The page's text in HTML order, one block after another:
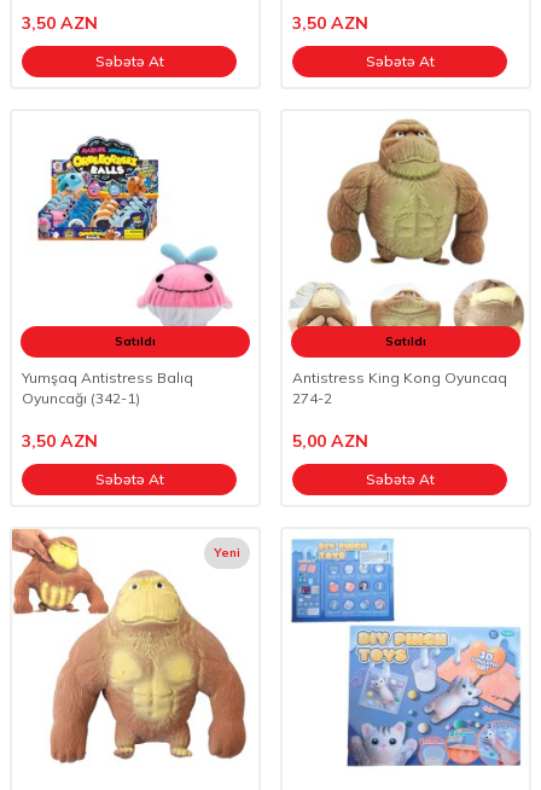
3,50 AZN
Səbətə At
3,50 AZN
Səbətə At
Satıldı
Yumşaq Antistress Balıq
Oyuncağı (342-1)
3,50 AZN
Səbətə At
Satıldı
Antistress King Kong Oyuncaq
274-2
5,00 AZN
Səbətə At
Yeni